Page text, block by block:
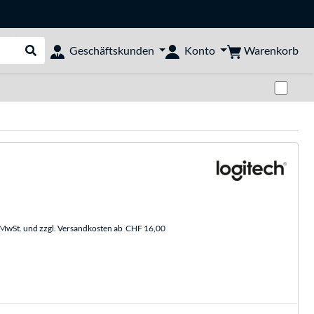
Suche durchführen
Geschäftskunden Konto Warenkorb
und zzgl. Versandkosten ab CHF 16,00